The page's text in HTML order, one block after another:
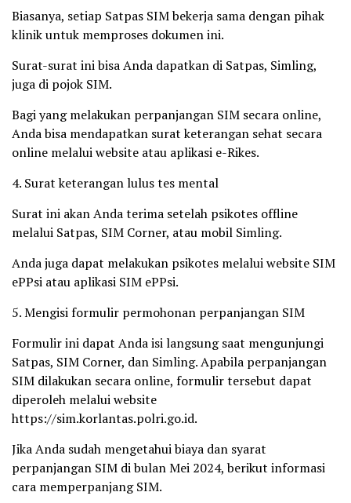
Biasanya, setiap Satpas SIM bekerja sama dengan pihak
klinik untuk memproses dokumen ini.
Surat-surat ini bisa Anda dapatkan di Satpas, Simling,
juga di pojok SIM.
Bagi yang melakukan perpanjangan SIM secara online,
Anda bisa mendapatkan surat keterangan sehat secara
online melalui website atau aplikasi e-Rikes.
4. Surat keterangan lulus tes mental
Surat ini akan Anda terima setelah psikotes offline
melalui Satpas, SIM Corner, atau mobil Simling.
Anda juga dapat melakukan psikotes melalui website SIM
ePPsi atau aplikasi SIM ePPsi.
5. Mengisi formulir permohonan perpanjangan SIM
Formulir ini dapat Anda isi langsung saat mengunjungi
Satpas, SIM Corner, dan Simling. Apabila perpanjangan
SIM dilakukan secara online, formulir tersebut dapat
diperoleh melalui website
https://sim.korlantas.polri.go.id.
Jika Anda sudah mengetahui biaya dan syarat
perpanjangan SIM di bulan Mei 2024, berikut informasi
cara memperpanjang SIM.